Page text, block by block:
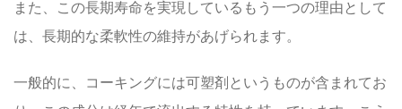
また、この長期寿命を実現しているもう一つの理由として
は、 長期的な柔軟性の維持があげられます。
一般的に、コーキングには可塑剤というものが含まれてお